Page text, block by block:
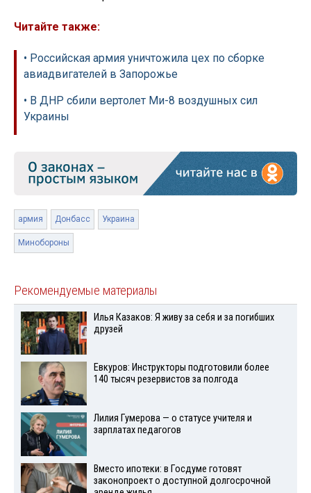
Читайте также:
• Российская армия уничтожила цех по сборке
авиадвигателей в Запорожье
• В ДНР сбили вертолет Ми-8 воздушных сил
Украины
армия Донбасс Украина
Минобороны
Рекомендуемые материалы
Илья Казаков: Я живу за себя и за погибших
друзей
Евкуров: Инструкторы подготовили более
140 тысяч резервистов за полгода
Лилия Гумерова — о статусе учителя и
зарплатах педагогов
Вместо ипотеки: в Госдуме готовят
законопроект о доступной долгосрочной